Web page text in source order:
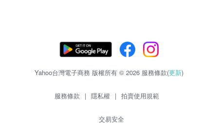
Yahoo台灣電子商務 版權所有 © 2026 服務條款(更新)
服務條款 | 隱私權 | 拍賣使用規範
交易安全